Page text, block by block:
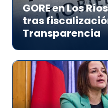
GORE en Los
tras
Transparencia